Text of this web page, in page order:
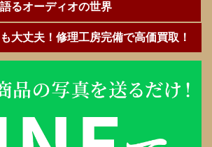
るオーディオの世界
大丈夫！修理工房完備で高価買取！